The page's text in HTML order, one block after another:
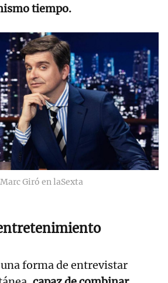
tiempo.
Giró en laSexta
forma de entrevistar